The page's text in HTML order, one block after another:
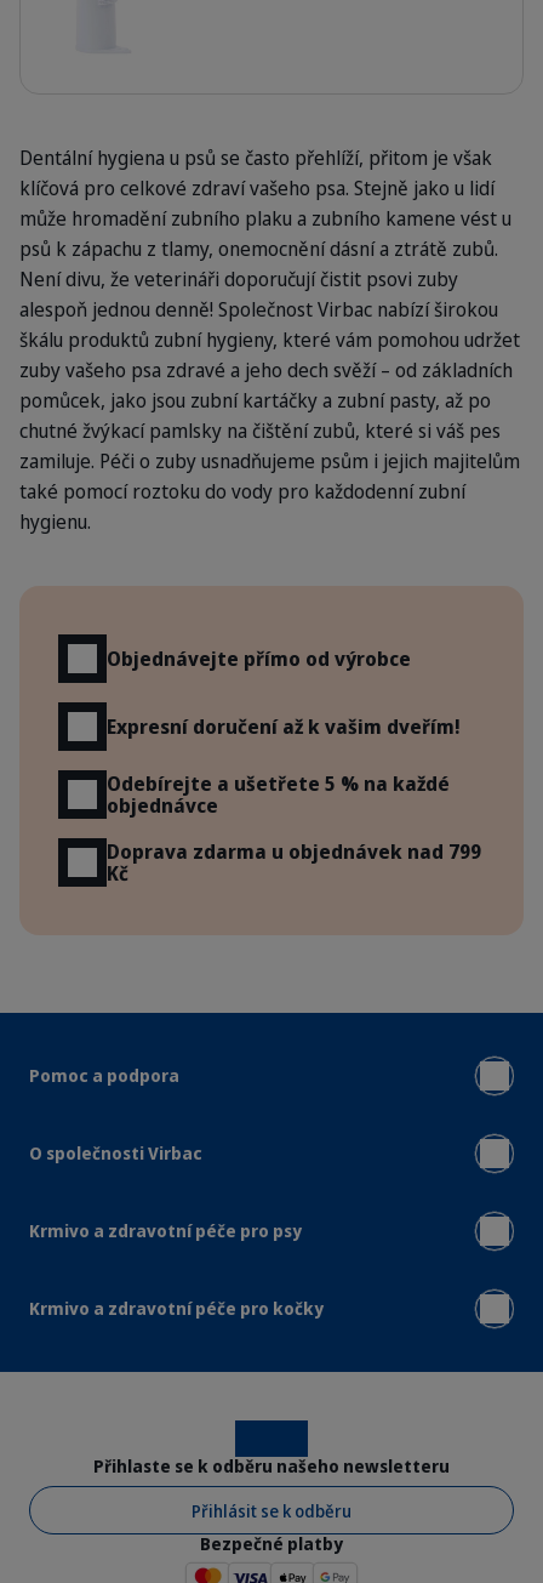
Dentální hygiena u psů se často přehlíží, přitom je však
klíčová pro celkové zdraví vašeho psa. Stejně jako u lidí
může hromadění zubního plaku a zubního kamene vést u
psů k zápachu z tlamy, onemocnění dásní a ztrátě zubů.
Není divu, že veterináři doporučují čistit psovi zuby
alespoň jednou denně! Společnost Virbac nabízí širokou
škálu produktů zubní hygieny, které vám pomohou udržet
zuby vašeho psa zdravé a jeho dech svěží – od základních
pomůcek, jako jsou zubní kartáčky a zubní pasty, až po
chutné žvýkací pamlsky na čištění zubů, které si váš pes
zamiluje. Péči o zuby usnadňujeme psům i jejich majitelům
také pomocí roztoku do vody pro každodenní zubní
hygienu.
Objednávejte přímo od výrobce
Expresní doručení až k vašim dveřím!
Odebírejte a ušetřete 5 % na každé
objednávce
Doprava zdarma u objednávek nad 799
Kč
Pomoc a podpora
O společnosti Virbac
Krmivo a zdravotní péče pro psy
Krmivo a zdravotní péče pro kočky
Přihlaste se k odběru našeho newsletteru
Přihlásit se k odběru
Bezpečné platby